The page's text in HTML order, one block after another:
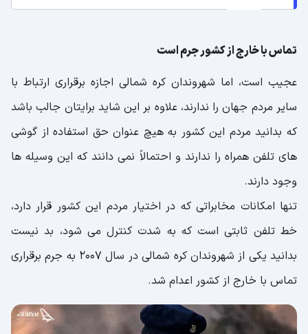
تماس با خارج از کشور جرم است
عجیب است، اما شهروندان کره شمالی اجازه برقراری ارتباط با
سایر مردم جهان را ندارند، علاوه بر این شاید برایتان جالب باشد
که بدانید مردم این کشور به هیچ عنوان حق استفاده از گوشی
های تلفن همراه را ندارند و احتمالاً نمی دانند که این وسیله ها
وجود دارند.
تنها امکانات مخابراتی که در اختیار مردم این کشور قرار دارد،
خط تلفن ثابتی است که به شدت کنترل می شود، بد نیست
بدانید یکی از شهروندان کره شمالی در سال 2007 به جرم برقراری
تماس با خارج از کشور اعدام شد.